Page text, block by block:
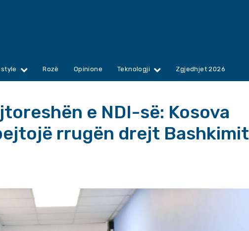
Rozë Opinione Teknologji Zgjedhjet 2026
e NDI-së: Kosova
rrugën drejt Bashkimit